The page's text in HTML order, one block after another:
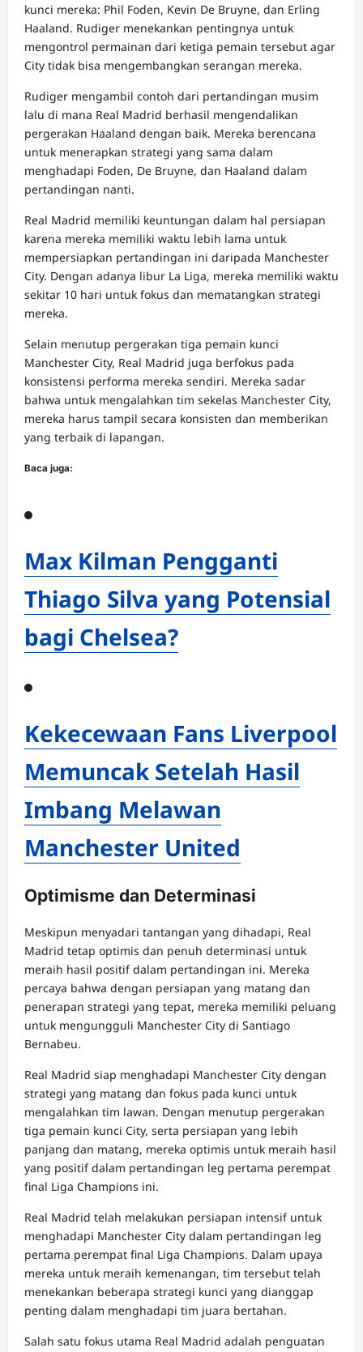
kunci mereka: Phil Foden, Kevin De Bruyne, dan Erling
Haaland. Rudiger menekankan pentingnya untuk
mengontrol permainan dari ketiga pemain tersebut agar
City tidak bisa mengembangkan serangan mereka.
Rudiger mengambil contoh dari pertandingan musim
lalu di mana Real Madrid berhasil mengendalikan
pergerakan Haaland dengan baik. Mereka berencana
untuk menerapkan strategi yang sama dalam
menghadapi Foden, De Bruyne, dan Haaland dalam
pertandingan nanti.
Real Madrid memiliki keuntungan dalam hal persiapan
karena mereka memiliki waktu lebih lama untuk
mempersiapkan pertandingan ini daripada Manchester
City. Dengan adanya libur La Liga, mereka memiliki waktu
sekitar 10 hari untuk fokus dan mematangkan strategi
mereka.
Selain menutup pergerakan tiga pemain kunci
Manchester City, Real Madrid juga berfokus pada
konsistensi performa mereka sendiri. Mereka sadar
bahwa untuk mengalahkan tim sekelas Manchester City,
mereka harus tampil secara konsisten dan memberikan
yang terbaik di lapangan.
Baca juga:
Max Kilman Pengganti
Thiago Silva yang Potensial
bagi Chelsea?
Kekecewaan Fans Liverpool
Memuncak Setelah Hasil
Imbang Melawan
Manchester United
Optimisme dan Determinasi
Meskipun menyadari tantangan yang dihadapi, Real
Madrid tetap optimis dan penuh determinasi untuk
meraih hasil positif dalam pertandingan ini. Mereka
percaya bahwa dengan persiapan yang matang dan
penerapan strategi yang tepat, mereka memiliki peluang
untuk mengungguli Manchester City di Santiago
Bernabeu.
Real Madrid siap menghadapi Manchester City dengan
strategi yang matang dan fokus pada kunci untuk
mengalahkan tim lawan. Dengan menutup pergerakan
tiga pemain kunci City, serta persiapan yang lebih
panjang dan matang, mereka optimis untuk meraih hasil
yang positif dalam pertandingan leg pertama perempat
final Liga Champions ini.
Real Madrid telah melakukan persiapan intensif untuk
menghadapi Manchester City dalam pertandingan leg
pertama perempat final Liga Champions. Dalam upaya
mereka untuk meraih kemenangan, tim tersebut telah
menekankan beberapa strategi kunci yang dianggap
penting dalam menghadapi tim juara bertahan.
Salah satu fokus utama Real Madrid adalah penguatan